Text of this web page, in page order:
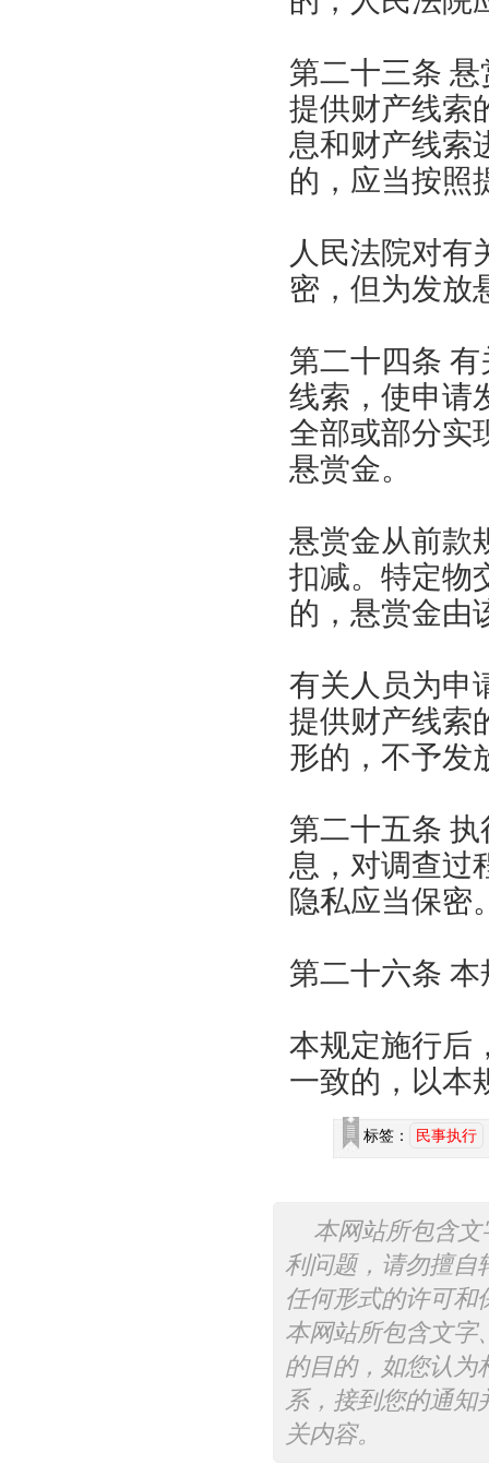
第二十三条
提供财产线索
息和财产线索
的，应当按照
人民法院对有
密，但为发放
第二十四条
线索，使申请
全部或部分实
悬赏金。
悬赏金从前款
扣减。特定物
的，悬赏金由
有关人员为申
提供财产线索
形的，不予发
第二十五条
息，对调查过
隐私应当保密
第二十六条 本
本规定施行后
一致的，以本
标签： 民事执行
本网站所包含
利问题，请勿擅自
任何形式的许可和
本网站所包含文字
的目的，如您认为
系，接到您的通知
关内容。